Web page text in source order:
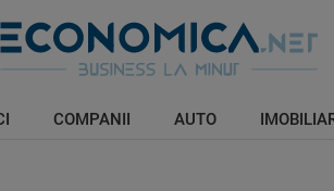
COMPANII AUTO